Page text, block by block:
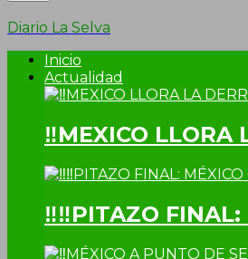
Diario La Selva
Inicio
Actualidad
‼MEXICO LLORA
‼‼PITAZO FINAL: